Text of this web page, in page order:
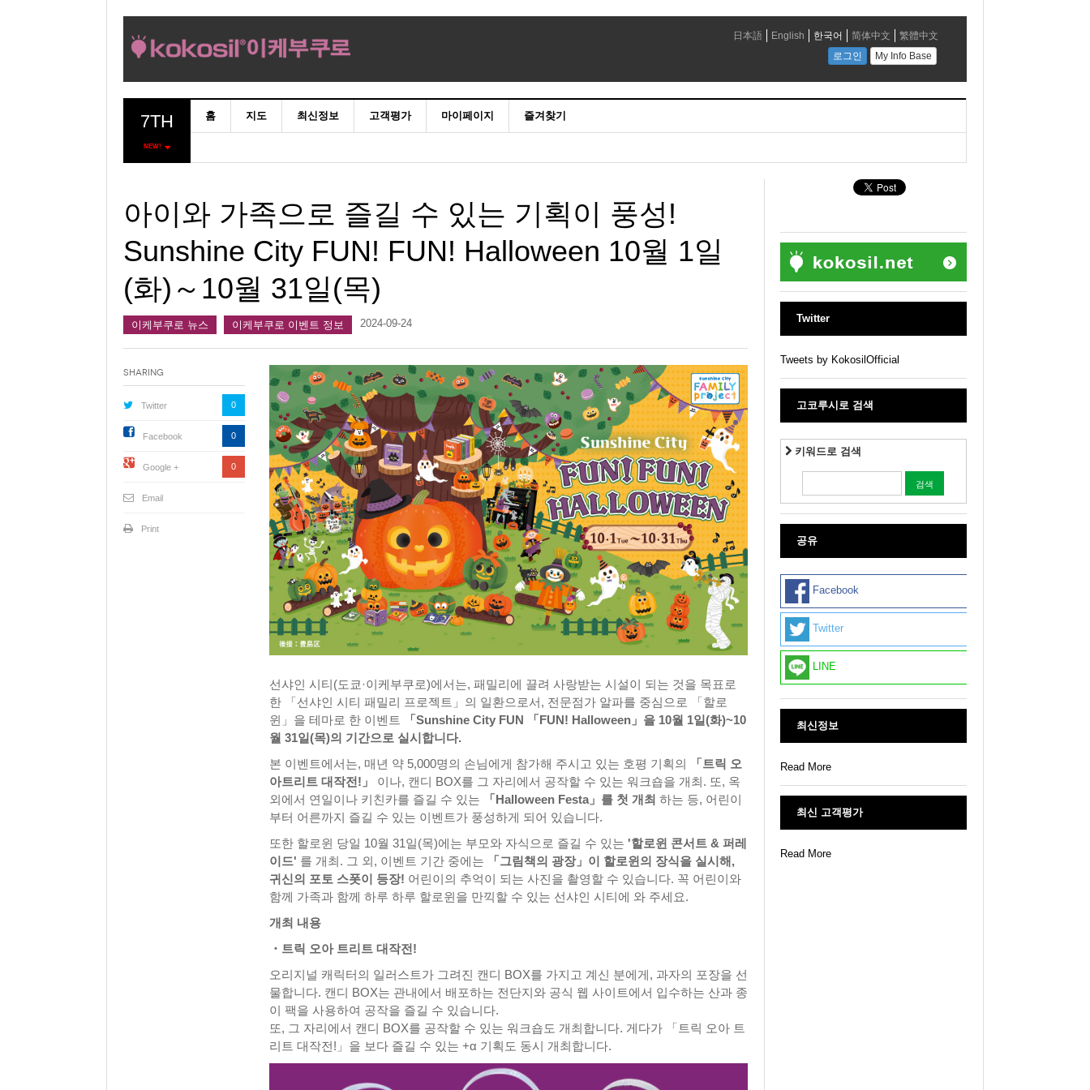
7TH
NEW!
홈 지도 최신정보 고객평가 마이페이지 즐겨찾기
아이와 가족으로 즐길 수 있는 기획이 풍성!
Sunshine City FUN! FUN! Halloween 10월 1일
(화)～10월 31일(목)
이케부쿠로 뉴스 이케부쿠로 이벤트 정보 2024-09-24
선샤인 시티(도쿄·이케부쿠로)에서는, 패밀리에 끌려 사랑받는 시설이 되는 것을 목표로
한 「선샤인 시티 패밀리 프로젝트」의 일환으로서, 전문점가 알파를 중심으로 「할로
윈」을 테마로 한 이벤트
「Sunshine City FUN 「FUN! Halloween」을 10월 1일(화)~10
월 31일(목)의 기간으로 실시합니다.
본 이벤트에서는, 매년 약 5,000명의 손님에게 참가해 주시고 있는 호평 기획의
「트릭 오
아트리트 대작전!」
이나, 캔디 BOX를 그 자리에서 공작할 수 있는 워크숍을 개최. 또, 옥
외에서 연일이나 키친카를 즐길 수 있는
「Halloween Festa」를 첫 개최 하는 등, 어린이
부터 어른까지 즐길 수 있는 이벤트가 풍성하게 되어 있습니다.
또한 할로윈 당일 10월 31일(목)에는 부모와 자식으로 즐길 수 있는 '할로윈 콘서트 & 퍼레
이드' 를 개최. 그 외, 이벤트 기간 중에는
「그림책의 광장」이 할로윈의 장식을 실시해,
귀신의 포토 스폿이 등장! 어린이의 추억이 되는 사진을 촬영할 수 있습니다. 꼭 어린이와
함께 가족과 함께 하루 하루 할로윈을 만끽할 수 있는 선샤인 시티에 와 주세요.
개최 내용
・트릭 오아 트리트 대작전!
오리지널 캐릭터의 일러스트가 그려진 캔디 BOX를 가지고 계신 분에게, 과자의 포장을 선
물합니다. 캔디 BOX는 관내에서 배포하는 전단지와 공식 웹 사이트에서 입수하는 산과 종
이 팩을 사용하여 공작을 즐길 수 있습니다.
또, 그 자리에서 캔디 BOX를 공작할 수 있는 워크숍도 개최합니다. 게다가 「트릭 오아 트
리트 대작전!」을 보다 즐길 수 있는 +α 기획도 동시 개최합니다.
Sharing
Twitter 0
Facebook 0
Google + 0
Email
Print
Twitter
Tweets by KokosilOfficial
고코루시로 검색
키워드로 검색
공유
Facebook
Twitter
LINE
최신정보
Read More
최신 고객평가
Read More